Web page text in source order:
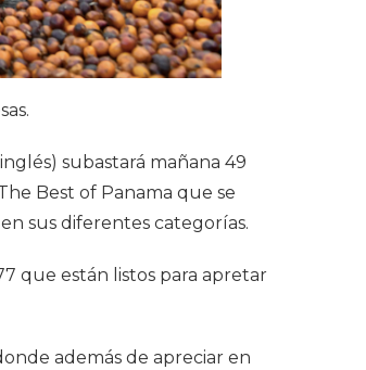
subastará mañana 49
Best of Panama que se
sus diferentes categorías.
que están listos para apretar
además de apreciar en